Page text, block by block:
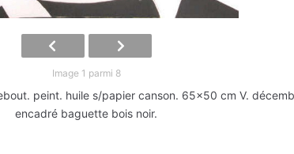
Image 1 parmi 8
peint. huile s/papier canson. 65x50 cm V.
encadré baguette bois noir.